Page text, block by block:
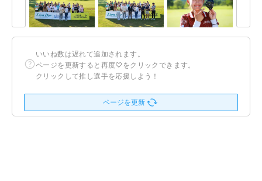
いいね数は遅れて追加されます。
ページを更新すると再度♡をクリックできます。
クリックして推し選手を応援しよう！
ページを更新